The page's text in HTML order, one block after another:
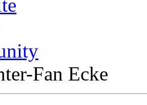
Fan Ecke